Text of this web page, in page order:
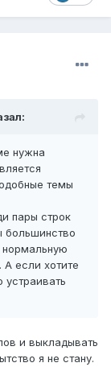
нужна
темы
пары строк
большинство
если хотите
устраивать
и выкладывать
я не стану.